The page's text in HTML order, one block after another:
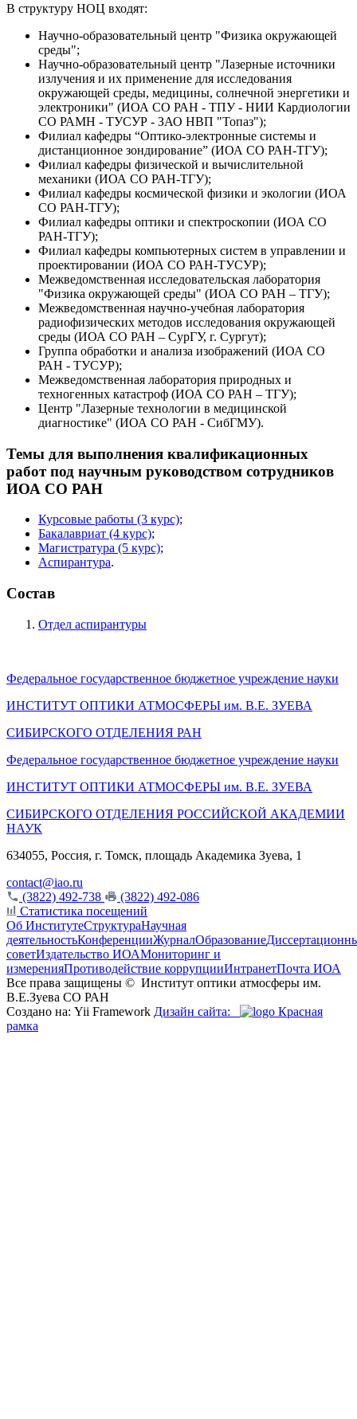
В структуру НОЦ входят:
Научно-образовательный центр "Физика окружающей
среды";
Научно-образовательный центр "Лазерные источники
излучения и их применение для исследования
окружающей среды, медицины, солнечной энергетики и
электроники" (ИОА СО РАН - ТПУ - НИИ Кардиологии
СО РАМН - ТУСУР - ЗАО НВП "Топаз");
Филиал кафедры “Оптико-электронные системы и
дистанционное зондирование” (ИОА СО РАН-ТГУ);
Филиал кафедры физической и вычислительной
механики (ИОА СО РАН-ТГУ);
Филиал кафедры космической физики и экологии (ИОА
СО РАН-ТГУ);
Филиал кафедры оптики и спектроскопии (ИОА СО
РАН-ТГУ);
Филиал кафедры компьютерных систем в управлении и
проектировании (ИОА СО РАН-ТУСУР);
Межведомственная исследовательская лаборатория
"Физика окружающей среды" (ИОА СО РАН – ТГУ);
Межведомственная научно-учебная лаборатория
радиофизических методов исследования окружающей
среды (ИОА СО РАН – СурГУ, г. Сургут);
Группа обработки и анализа изображений (ИОА СО
РАН - ТУСУР);
Межведомственная лаборатория природных и
техногенных катастроф (ИОА СО РАН – ТГУ);
Центр "Лазерные технологии в медицинской
диагностике" (ИОА СО РАН - СибГМУ).
Темы для выполнения квалификационных
работ под научным руководством сотрудников
ИОА СО РАН
Курсовые работы (3 курс);
Бакалавриат (4 курс);
Магистратура (5 курс);
Аспирантура.
Состав
Отдел аспирантуры
Федеральное государственное бюджетное учреждение науки
ИНСТИТУТ ОПТИКИ АТМОСФЕРЫ им. В.Е. ЗУЕВА
СИБИРСКОГО ОТДЕЛЕНИЯ РАН
Федеральное государственное бюджетное учреждение науки
ИНСТИТУТ ОПТИКИ АТМОСФЕРЫ им. В.Е. ЗУЕВА
СИБИРСКОГО ОТДЕЛЕНИЯ РОССИЙСКОЙ АКАДЕМИИ
НАУК
634055, Россия, г. Томск, площадь Академика Зуева, 1
contact@iao.ru
(3822) 492-738
(3822) 492-086
Статистика посещений
Об ИнститутеСтруктураНаучная
деятельностьКонференцииЖурналОбразование
советИздательство ИОАМониторинг и
измеренияПротиводействие коррупцииИнтранетПочта ИОА
Все права защищены © Институт оптики атмосферы им.
В.Е.Зуева СО РАН
Создано на: Yii Framework Дизайн сайта:
Красная
рамка